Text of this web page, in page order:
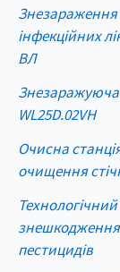
Знезараження
інфекційних
ВЛ
WL25D.02VH
Очисна
очищення
пестицидів